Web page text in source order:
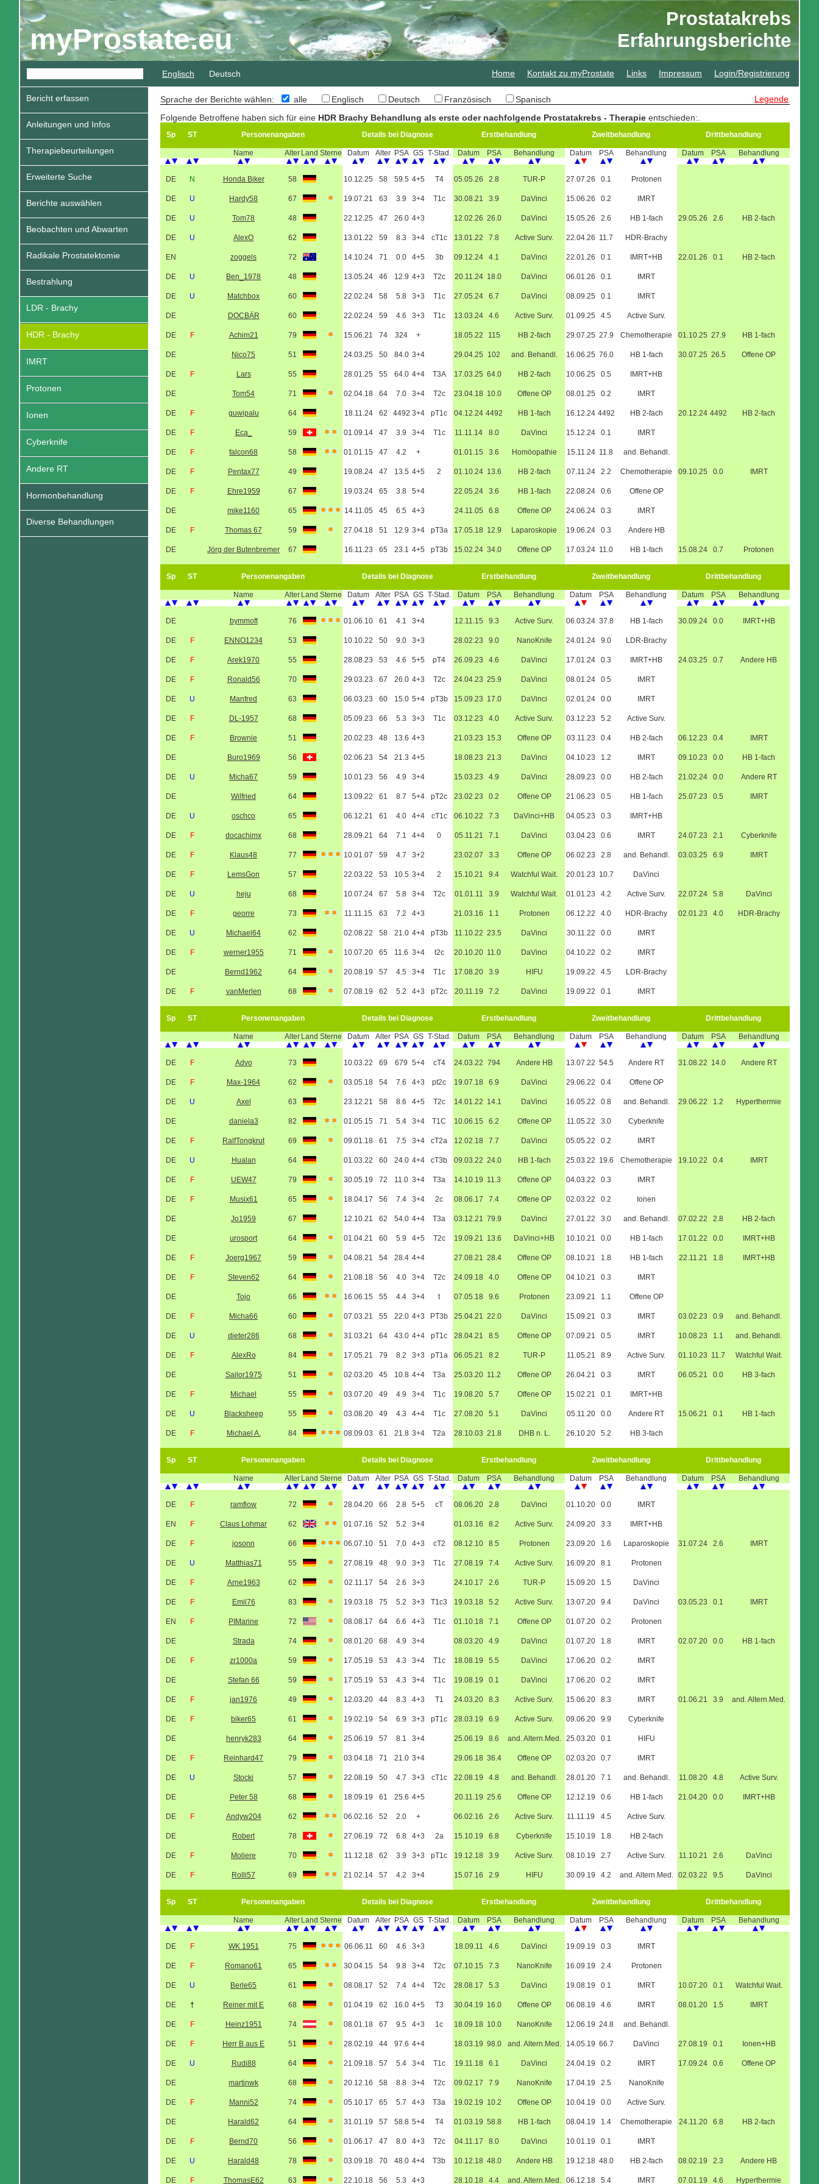
Prostatakrebs
Erfahrungsberichte
myProstate.eu
Englisch Deutsch Home Kontakt zu myProstate Links Impressum Login/Registrierung
Bericht erfassen
Anleitungen und Infos
Therapiebeurteilungen
Erweiterte Suche
Berichte auswählen
Beobachten und Abwarten
Radikale Prostatektomie
Bestrahlung
LDR - Brachy
HDR - Brachy
IMRT
Protonen
Ionen
Cyberknife
Andere RT
Hormonbehandlung
Diverse Behandlungen
Sprache der Berichte wählen: alle Englisch Deutsch Französisch Spanisch
Legende
Folgende Betroffene haben sich für eine HDR Brachy Behandlung als erste oder nachfolgende Prostatakrebs - Therapie entschieden:
Sp ST Personenangaben Details bei Diagnose Erstbehandlung Zweitbehandlung Drittbehandlung
Name Alter Land Sterne Datum Alter PSA GS T-Stad. Datum PSA Behandlung Datum PSA Behandlung Datum PSA Behandlung
DE N Honda Biker 58 10.12.25 58 59.5 4+5 T4 05.05.26 2.8 TUR-P 27.07.26 0.1 Protonen
DE U Hardy58 67 19.07.21 63 3.9 3+4 T1c 30.08.21 3.9 DaVinci 15.06.26 0.2 IMRT
DE U Tom78 48 22.12.25 47 26.0 4+3 12.02.26 26.0 DaVinci 15.05.26 2.6 HB 1-fach 29.05.26 2.6 HB 2-fach
DE U AlexO 62 13.01.22 59 8.3 3+4 cT1c 13.01.22 7.8 Active Surv. 22.04.26 11.7 HDR-Brachy
EN zoggels 72 14.10.24 71 0.0 4+5 3b 09.12.24 4.1 DaVinci 22.01.26 0.1 IMRT+HB 22.01.26 0.1 HB 2-fach
DE U Ben_1978 48 13.05.24 46 12.9 4+3 T2c 20.11.24 18.0 DaVinci 06.01.26 0.1 IMRT
DE U Matchbox 60 22.02.24 58 5.8 3+3 T1c 27.05.24 6.7 DaVinci 08.09.25 0.1 IMRT
DE DOCBÄR 60 22.02.24 59 4.6 3+3 T1c 13.03.24 4.6 Active Surv. 01.09.25 4.5 Active Surv.
DE F Achim21 79 15.06.21 74 324 + 18.05.22 115 HB 2-fach 29.07.25 27.9 Chemotherapie 01.10.25 27.9 HB 1-fach
DE Nico75 51 24.03.25 50 84.0 3+4 29.04.25 102 and. Behandl. 16.06.25 76.0 HB 1-fach 30.07.25 26.5 Offene OP
DE F Lars 55 28.01.25 55 64.0 4+4 T3A 17.03.25 64.0 HB 2-fach 10.06.25 0.5 IMRT+HB
DE Tom54 71 02.04.18 64 7.0 3+4 T2c 23.04.18 10.0 Offene OP 08.01.25 0.2 IMRT
DE F guwipalu 64 18.11.24 62 4492 3+4 pT1c 04.12.24 4492 HB 1-fach 16.12.24 4492 HB 2-fach 20.12.24 4492 HB 2-fach
DE F Eca_ 59 01.09.14 47 3.9 3+4 T1c 11.11.14 8.0 DaVinci 15.12.24 0.1 IMRT
DE F falcon68 58 01.01.15 47 4.2 + 01.01.15 3.6 Homöopathie 15.11.24 11.8 and. Behandl.
DE F Pentax77 49 19.08.24 47 13.5 4+5 2 01.10.24 13.6 HB 2-fach 07.11.24 2.2 Chemotherapie 09.10.25 0.0 IMRT
DE F Ehre1959 67 19.03.24 65 3.8 5+4 22.05.24 3.6 HB 1-fach 22.08.24 0.6 Offene OP
DE mike1160 65 14.11.05 45 6.5 4+3 24.11.05 6.8 Offene OP 24.06.24 0.3 IMRT
DE F Thomas 67 59 27.04.18 51 12.9 3+4 pT3a 17.05.18 12.9 Laparoskopie 19.06.24 0.3 Andere HB
DE Jörg der Butenbremer 67 16.11.23 65 23.1 4+5 pT3b 15.02.24 34.0 Offene OP 17.03.24 11.0 HB 1-fach 15.08.24 0.7 Protonen
Sp ST Personenangaben Details bei Diagnose Erstbehandlung Zweitbehandlung Drittbehandlung
Name Alter Land Sterne Datum Alter PSA GS T-Stad. Datum PSA Behandlung Datum PSA Behandlung Datum PSA Behandlung
DE bymmoft 76 01.06.10 61 4.1 3+4 12.11.15 9.3 Active Surv. 06.03.24 37.8 HB 1-fach 30.09.24 0.0 IMRT+HB
DE F ENNO1234 53 10.10.22 50 9.0 3+3 28.02.23 9.0 NanoKnife 24.01.24 9.0 LDR-Brachy
DE F Arek1970 55 28.08.23 53 4.6 5+5 pT4 26.09.23 4.6 DaVinci 17.01.24 0.3 IMRT+HB 24.03.25 0.7 Andere HB
DE F Ronald56 70 29.03.23 67 26.0 4+3 T2c 24.04.23 25.9 DaVinci 08.01.24 0.5 IMRT
DE U Manfred 63 06.03.23 60 15.0 5+4 pT3b 15.09.23 17.0 DaVinci 02.01.24 0.0 IMRT
DE F DL-1957 68 05.09.23 66 5.3 3+3 T1c 03.12.23 4.0 Active Surv. 03.12.23 5.2 Active Surv.
DE F Brownie 51 20.02.23 48 13.6 4+3 21.03.23 15.3 Offene OP 03.11.23 0.4 HB 2-fach 06.12.23 0.4 IMRT
DE Buro1969 56 02.06.23 54 21.3 4+5 18.08.23 21.3 DaVinci 04.10.23 1.2 IMRT 09.10.23 0.0 HB 1-fach
DE U Micha67 59 10.01.23 56 4.9 3+4 15.03.23 4.9 DaVinci 28.09.23 0.0 HB 2-fach 21.02.24 0.0 Andere RT
DE Wilfried 64 13.09.22 61 8.7 5+4 pT2c 23.02.23 0.2 Offene OP 21.06.23 0.5 HB 1-fach 25.07.23 0.5 IMRT
DE U oschco 65 06.12.21 61 4.0 4+4 cT1c 06.10.22 7.3 DaVinci+HB 04.05.23 0.3 IMRT+HB
DE F docachimx 68 28.09.21 64 7.1 4+4 0 05.11.21 7.1 DaVinci 03.04.23 0.6 IMRT 24.07.23 2.1 Cyberknife
DE F Klaus48 77 10.01.07 59 4.7 3+2 23.02.07 3.3 Offene OP 06.02.23 2.8 and. Behandl. 03.03.25 6.9 IMRT
DE F LemsGon 57 22.03.22 53 10.5 3+4 2 15.10.21 9.4 Watchful Wait. 20.01.23 10.7 DaVinci
DE U heju 68 10.07.24 67 5.8 3+4 T2c 01.01.11 3.9 Watchful Wait. 01.01.23 4.2 Active Surv. 22.07.24 5.8 DaVinci
DE F georre 73 11.11.15 63 7.2 4+3 21.03.16 1.1 Protonen 06.12.22 4.0 HDR-Brachy 02.01.23 4.0 HDR-Brachy
DE U Michael64 62 02.08.22 58 21.0 4+4 pT3b 11.10.22 23.5 DaVinci 30.11.22 0.0 IMRT
DE F werner1955 71 10.07.20 65 11.6 3+4 t2c 20.10.20 11.0 DaVinci 04.10.22 0.2 IMRT
DE Bernd1962 64 20.08.19 57 4.5 3+4 T1c 17.08.20 3.9 HIFU 19.09.22 4.5 LDR-Brachy
DE F vanMerlen 68 07.08.19 62 5.2 4+3 pT2c 20.11.19 7.2 DaVinci 19.09.22 0.1 IMRT
Sp ST Personenangaben Details bei Diagnose Erstbehandlung Zweitbehandlung Drittbehandlung
Name Alter Land Sterne Datum Alter PSA GS T-Stad. Datum PSA Behandlung Datum PSA Behandlung Datum PSA Behandlung
DE F Advo 73 10.03.22 69 679 5+4 cT4 24.03.22 794 Andere HB 13.07.22 54.5 Andere RT 31.08.22 14.0 Andere RT
DE F Max-1964 62 03.05.18 54 7.6 4+3 pt2c 19.07.18 6.9 DaVinci 29.06.22 0.4 Offene OP
DE U Axel 63 23.12.21 58 8.6 4+5 T2c 14.01.22 14.1 DaVinci 16.05.22 0.8 and. Behandl. 29.06.22 1.2 Hyperthermie
DE daniela3 82 01.05.15 71 5.4 3+4 T1C 10.06.15 6.2 Offene OP 11.05.22 3.0 Cyberknife
DE F RalfTongkrut 69 09.01.18 61 7.5 3+4 cT2a 12.02.18 7.7 DaVinci 05.05.22 0.2 IMRT
DE U Hualan 64 01.03.22 60 24.0 4+4 cT3b 09.03.22 24.0 HB 1-fach 25.03.22 19.6 Chemotherapie 19.10.22 0.4 IMRT
DE F UEW47 79 30.05.19 72 11.0 3+4 T3a 14.10.19 11.3 Offene OP 04.03.22 0.3 IMRT
DE F Musix61 65 18.04.17 56 7.4 3+4 2c 08.06.17 7.4 Offene OP 02.03.22 0.2 Ionen
DE Jo1959 67 12.10.21 62 54.0 4+4 T3a 03.12.21 79.9 DaVinci 27.01.22 3.0 and. Behandl. 07.02.22 2.8 HB 2-fach
DE urosport 64 01.04.21 60 5.9 4+5 T2c 19.09.21 13.6 DaVinci+HB 10.10.21 0.0 HB 1-fach 17.01.22 0.0 IMRT+HB
DE F Joerg1967 59 04.08.21 54 28.4 4+4 27.08.21 28.4 Offene OP 08.10.21 1.8 HB 1-fach 22.11.21 1.8 IMRT+HB
DE F Steven62 64 21.08.18 56 4.0 3+4 T2c 24.09.18 4.0 Offene OP 04.10.21 0.3 IMRT
DE Tojo 66 16.06.15 55 4.4 3+4 t 07.05.18 9.6 Protonen 23.09.21 1.1 Offene OP
DE F Micha66 60 07.03.21 55 22.0 4+3 PT3b 25.04.21 22.0 DaVinci 15.09.21 0.3 IMRT 03.02.23 0.9 and. Behandl.
DE U dieter286 68 31.03.21 64 43.0 4+4 pT1c 28.04.21 8.5 Offene OP 07.09.21 0.5 IMRT 10.08.23 1.1 and. Behandl.
DE F AlexRo 84 17.05.21 79 8.2 3+3 pT1a 06.05.21 8.2 TUR-P 11.05.21 8.9 Active Surv. 01.10.23 11.7 Watchful Wait.
DE Sailor1975 51 02.03.20 45 10.8 4+4 T3a 25.03.20 11.2 Offene OP 26.04.21 0.3 IMRT 06.05.21 0.0 HB 3-fach
DE F Michael 55 03.07.20 49 4.9 3+4 T1c 19.08.20 5.7 Offene OP 15.02.21 0.1 IMRT+HB
DE U Blacksheep 55 03.08.20 49 4.3 4+4 T1c 27.08.20 5.1 DaVinci 05.11.20 0.0 Andere RT 15.06.21 0.1 HB 1-fach
DE F Michael A. 84 08.09.03 61 21.8 3+4 T2a 28.10.03 21.8 DHB n. L. 26.10.20 5.2 HB 3-fach
Sp ST Personenangaben Details bei Diagnose Erstbehandlung Zweitbehandlung Drittbehandlung
Name Alter Land Sterne Datum Alter PSA GS T-Stad. Datum PSA Behandlung Datum PSA Behandlung Datum PSA Behandlung
DE F ramflow 72 28.04.20 66 2.8 5+5 cT 08.06.20 2.8 DaVinci 01.10.20 0.0 IMRT
EN F Claus Lohmar 62 01.07.16 52 5.2 3+4 01.03.16 8.2 Active Surv. 24.09.20 3.3 IMRT+HB
DE F josonn 66 06.07.10 51 7.0 4+3 cT2 08.12.10 8.5 Protonen 23.09.20 1.6 Laparoskopie 31.07.24 2.6 IMRT
DE U Matthias71 55 27.08.19 48 9.0 3+3 T1c 27.08.19 7.4 Active Surv. 16.09.20 8.1 Protonen
DE F Arne1963 62 02.11.17 54 2.6 3+3 24.10.17 2.6 TUR-P 15.09.20 1.5 DaVinci
DE F Emil76 83 19.03.18 75 5.2 3+3 T1c3 19.03.18 5.2 Active Surv. 13.07.20 9.4 DaVinci 03.05.23 0.1 IMRT
EN F PIMarine 72 08.08.17 64 6.6 4+3 T1c 01.10.18 7.1 Offene OP 01.07.20 0.2 Protonen
DE Strada 74 08.01.20 68 4.9 3+4 08.03.20 4.9 DaVinci 01.07.20 1.8 IMRT 02.07.20 0.0 HB 1-fach
DE F zr1000a 59 17.05.19 53 4.3 3+4 T1c 18.08.19 5.5 DaVinci 17.06.20 0.2 IMRT
DE Stefan 66 59 17.05.19 53 4.3 3+4 T1c 19.08.19 0.1 DaVinci 17.06.20 0.2 IMRT
DE F jan1976 49 12.03.20 44 8.3 4+3 T1 24.03.20 8.3 Active Surv. 15.06.20 8.3 IMRT 01.06.21 3.9 and. Altern.Med.
DE F biker65 61 19.02.19 54 6.9 3+3 pT1c 28.03.19 6.9 Active Surv. 09.06.20 9.9 Cyberknife
DE henryk283 64 25.06.19 57 8.1 3+4 25.06.19 8.6 and. Altern.Med. 25.03.20 0.1 HIFU
DE F Reinhard47 79 03.04.18 71 21.0 3+4 29.06.18 36.4 Offene OP 02.03.20 0.7 IMRT
DE U Stocki 57 22.08.19 50 4.7 3+3 cT1c 22.08.19 4.8 and. Behandl. 28.01.20 7.1 and. Behandl. 11.08.20 4.8 Active Surv.
DE Peter 58 68 18.09.19 61 25.6 4+5 20.11.19 25.6 Offene OP 12.12.19 0.6 HB 1-fach 21.04.20 0.0 IMRT+HB
DE F Andyw204 62 06.02.16 52 2.0 + 06.02.16 2.6 Active Surv. 11.11.19 4.5 Active Surv.
DE Robert 78 27.06.19 72 6.8 4+3 2a 15.10.19 6.8 Cyberknife 15.10.19 1.8 HB 2-fach
DE F Moliere 70 11.12.18 62 3.9 3+3 pT1c 19.12.18 3.9 Active Surv. 08.10.19 2.7 Active Surv. 11.10.21 2.6 DaVinci
DE F Rolli57 69 21.02.14 57 4.2 3+4 15.07.16 2.9 HIFU 30.09.19 4.2 and. Altern.Med. 02.03.22 9.5 DaVinci
Sp ST Personenangaben Details bei Diagnose Erstbehandlung Zweitbehandlung Drittbehandlung
Name Alter Land Sterne Datum Alter PSA GS T-Stad. Datum PSA Behandlung Datum PSA Behandlung Datum PSA Behandlung
DE F WK 1951 75 06.06.11 60 4.6 3+3 18.09.11 4.6 DaVinci 19.09.19 0.3 IMRT
DE F Romano61 65 30.04.15 54 9.8 3+4 T2c 07.10.15 7.3 NanoKnife 16.09.19 2.4 Protonen
DE U Berle65 61 08.08.17 52 7.4 4+4 T2c 28.08.17 5.3 DaVinci 19.08.19 0.1 IMRT 10.07.20 0.1 Watchful Wait.
DE † Reiner mit E 68 01.04.19 62 16.0 4+5 T3 30.04.19 16.0 Offene OP 06.08.19 4.6 IMRT 08.01.20 1.5 IMRT
DE F Heinz1951 74 08.01.18 67 9.5 4+3 1c 18.09.18 10.0 NanoKnife 12.06.19 24.8 and. Behandl.
DE F Herr B aus E 51 28.02.19 44 97.6 4+4 18.03.19 98.0 and. Altern.Med. 14.05.19 66.7 DaVinci 27.08.19 0.1 Ionen+HB
DE U Rudi88 64 21.09.18 57 5.4 3+4 T1c 19.11.18 6.1 DaVinci 24.04.19 0.2 IMRT 17.09.24 0.6 Offene OP
DE martinwk 68 20.12.16 58 8.8 3+4 T2c 09.02.17 7.9 NanoKnife 17.04.19 2.5 NanoKnife
DE F Manni52 74 05.10.17 65 5.7 4+3 T3a 19.02.19 10.2 Offene OP 10.04.19 0.0 Active Surv.
DE Harald62 64 31.01.19 57 58.8 5+4 T4 01.03.19 58.8 HB 1-fach 08.04.19 1.4 Chemotherapie 24.11.20 6.8 HB 2-fach
DE F Bernd70 56 01.06.17 47 8.0 4+3 T2c 04.11.17 8.0 DaVinci 10.01.19 0.1 IMRT
DE U Harald48 78 03.09.18 70 48.0 4+4 T3b 10.12.18 48.0 Andere HB 19.12.18 48.0 HB 2-fach 08.02.19 2.3 Andere HB
DE F ThomasE62 63 22.10.18 56 5.3 4+3 28.10.18 4.4 and. Altern.Med. 06.12.18 5.4 IMRT 07.01.19 4.6 Hyperthermie